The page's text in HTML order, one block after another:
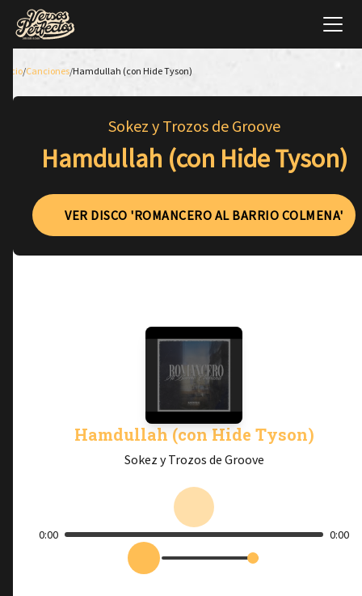
Inicio/Canciones/Hamdullah (con Hide Tyson)
Sokez y Trozos de Groove
Hamdullah (con Hide Tyson)
VER DISCO 'ROMANCERO AL BARRIO COLMENA'
Hamdullah (con Hide Tyson)
Sokez y Trozos de Groove
0:00 0:00